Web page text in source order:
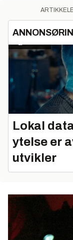
Lokal
ytelse er
utvikler